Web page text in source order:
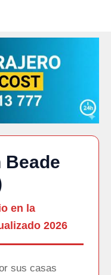
Beade
en la
2026
sus casas